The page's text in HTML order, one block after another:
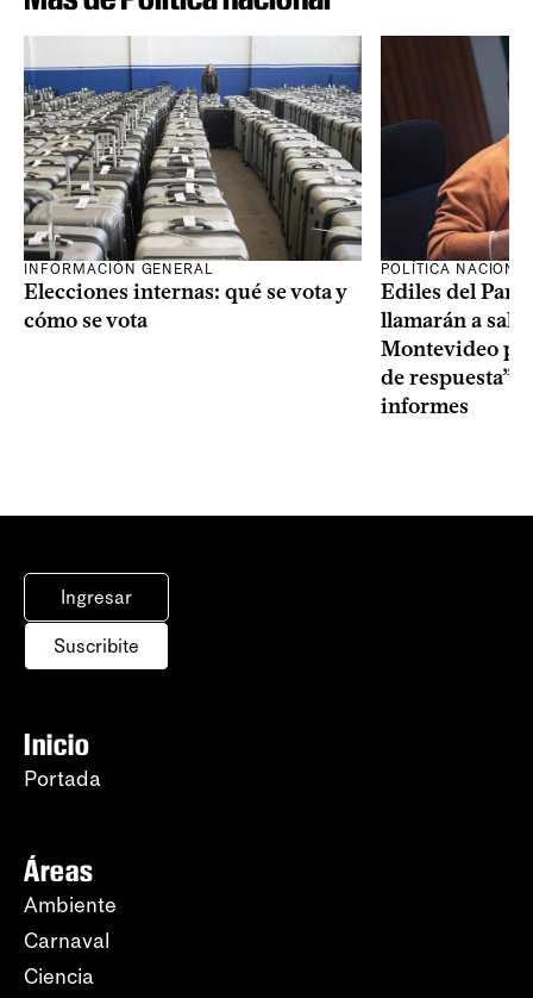
INFORMACIÓN GENERAL
Elecciones internas: qué se vota y
cómo se vota
POLÍTICA
Ediles del
llamarán a sala
Montevideo
de respuesta”
informes
Ingresar
Suscribite
Inicio
Portada
Áreas
Ambiente
Carnaval
Ciencia